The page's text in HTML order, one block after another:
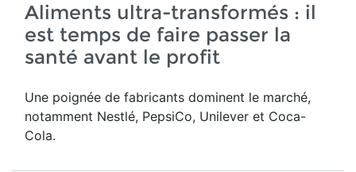
Aliments ultra-transformés : il
est temps de faire passer la
santé avant le profit
Une poignée de fabricants dominent le marché,
notamment Nestlé, PepsiCo, Unilever et Coca-
Cola.